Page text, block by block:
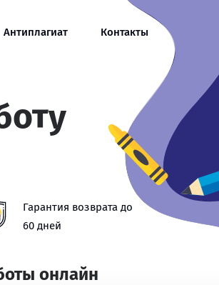
Антиплагиат Контакты
Гарантия возврата до
60 дней
онлайн